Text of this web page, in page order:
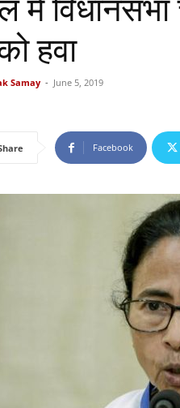
में विधानसभा
हवा
Samay - June 5, 2019
Facebook